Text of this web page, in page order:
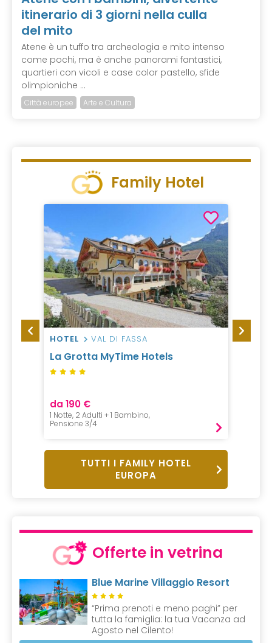
itinerario di 3 giorni nella culla
del mito
Atene è un tuffo tra archeologia e mito intenso
come pochi, ma è anche panorami fantastici,
quartieri con vicoli e case color pastello, sfide
olimpioniche ...
Città europee Arte e Cultura
Family Hotel
HOTEL VAL DI FASSA
La Grotta MyTime Hotels
da 190 €
1 Notte, 2 Adulti + 1 Bambino,
Pensione 3/4
HOTEL
TUTTI I FAMILY HOTEL
EUROPA
Offerte in vetrina
Blue Marine Villaggio Resort
“Prima prenoti e meno paghi” per
tutta la famiglia: la tua Vacanza ad
Agosto nel Cilento!